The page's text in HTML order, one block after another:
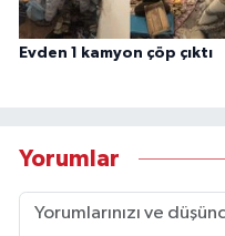
Evden 1 kamyon çöp çıktı
Yorumlar